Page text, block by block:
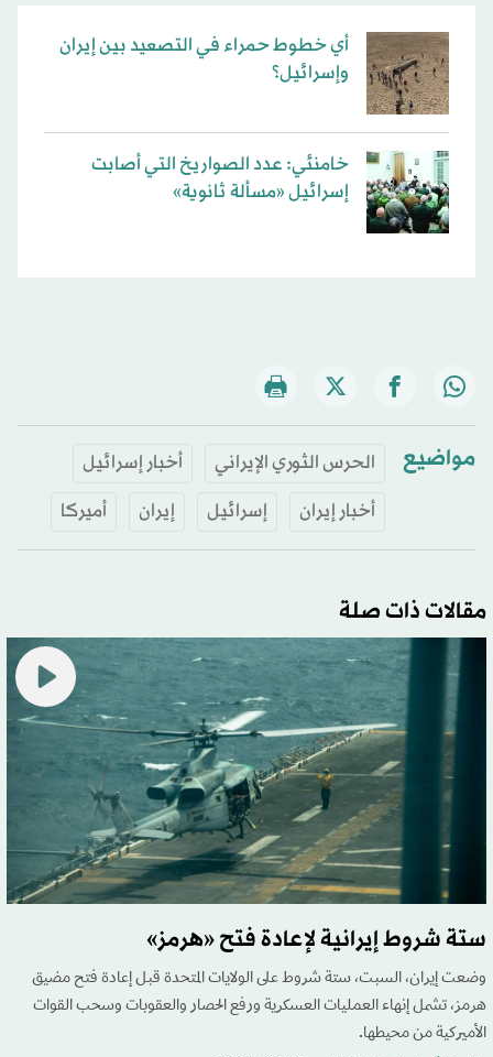
أي خطوط حمراء في التصعيد بين إيران
وإسرائيل؟
خامنئي: عدد الصواريخ التي أصابت
إسرائيل «مسألة ثانوية»
مواضيع الحرس الثوري الإيراني
أخبار إسرائيل
أخبار إيران
إسرائيل إيران أميركا
مقالات ذات صلة
ستة شروط إيرانية لإعادة فتح «هرمز»
وضعت إيران، السبت، ستة شروط على الولايات المتحدة قبل إعادة فتح مضيق
هرمز، تشمل إنهاء العمليات العسكرية ورفع الحصار والعقوبات وسحب القوات
الأميركية من محيطها.